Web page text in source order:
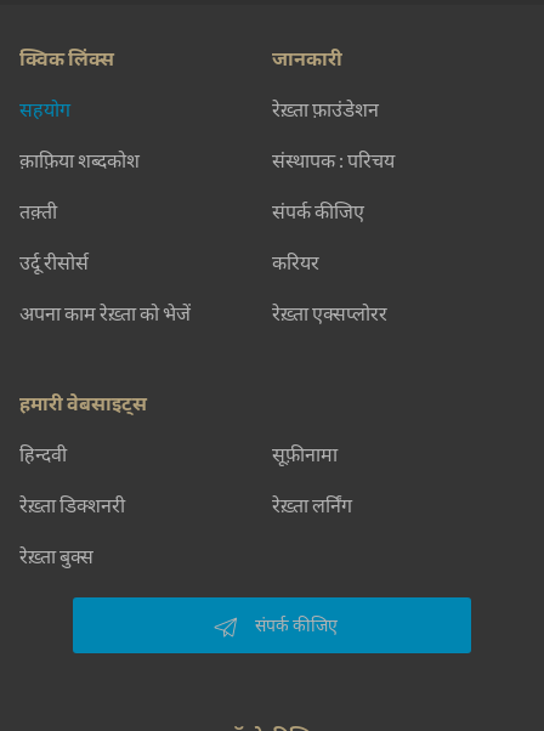
क्विक लिंक्स
सहयोग
क़ाफ़िया शब्दकोश
तक़्ती
उर्दू रीसोर्स
अपना काम रेख़्ता को भेजें
जानकारी
रेख़्ता फ़ाउंडेशन
संस्थापक : परिचय
संपर्क कीजिए
करियर
रेख़्ता एक्सप्लोरर
हमारी वेबसाइट्स
हिन्दवी सूफ़ीनामा
रेख़्ता डिक्शनरी रेख़्ता लर्निंग
रेख़्ता बुक्स
संपर्क कीजिए